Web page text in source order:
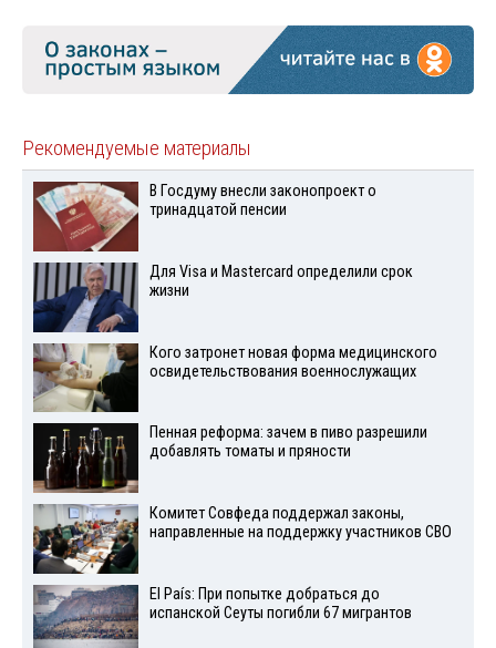
Рекомендуемые материалы
В Госдуму внесли законопроект о
тринадцатой пенсии
Для Visа и Mastercard определили срок
жизни
Кого затронет новая форма медицинского
освидетельствования военнослужащих
Пенная реформа: зачем в пиво разрешили
добавлять томаты и пряности
Комитет Совфеда поддержал законы,
направленные на поддержку участников СВО
El País: При попытке добраться до
испанской Сеуты погибли 67 мигрантов